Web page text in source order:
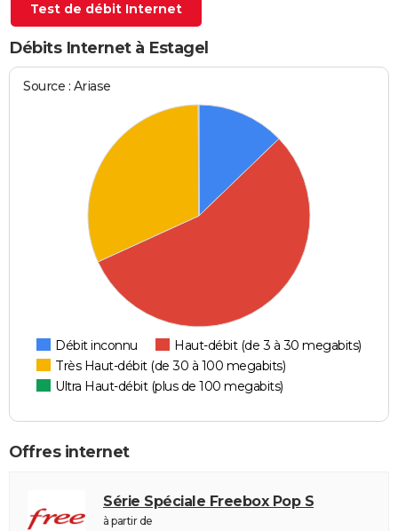
S'inscrire
Se connecter
Lycées
Collèges
Primaires
Universités
Entreprises
Service militaire
Avis de recherche
AVIS DE DÉCÈS
FORUM
Bricolage
Lifestyle
Culture
Sport
Auto
Television
Voyage
Cinema
Test de débit Internet
Débits Internet à Estagel
Source : Ariase
Débit inconnu
Haut-débit (de 3 à 30 megabits)
Très Haut-débit (de 30 à 100 megabits)
Ultra Haut-débit (plus de 100 megabits)
Offres internet
Série Spéciale Freebox Pop S
à partir de